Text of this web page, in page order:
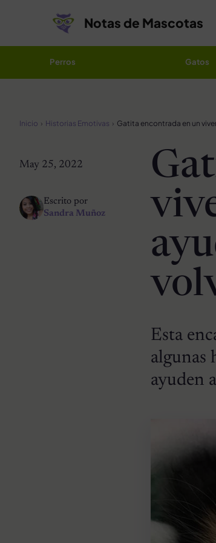
Notas de Mascotas
Perros Gatos
Inicio Historias Emotivas
May 25, 2022
Escrito por
Sandra Muñoz
Esta
algunas
ayuden